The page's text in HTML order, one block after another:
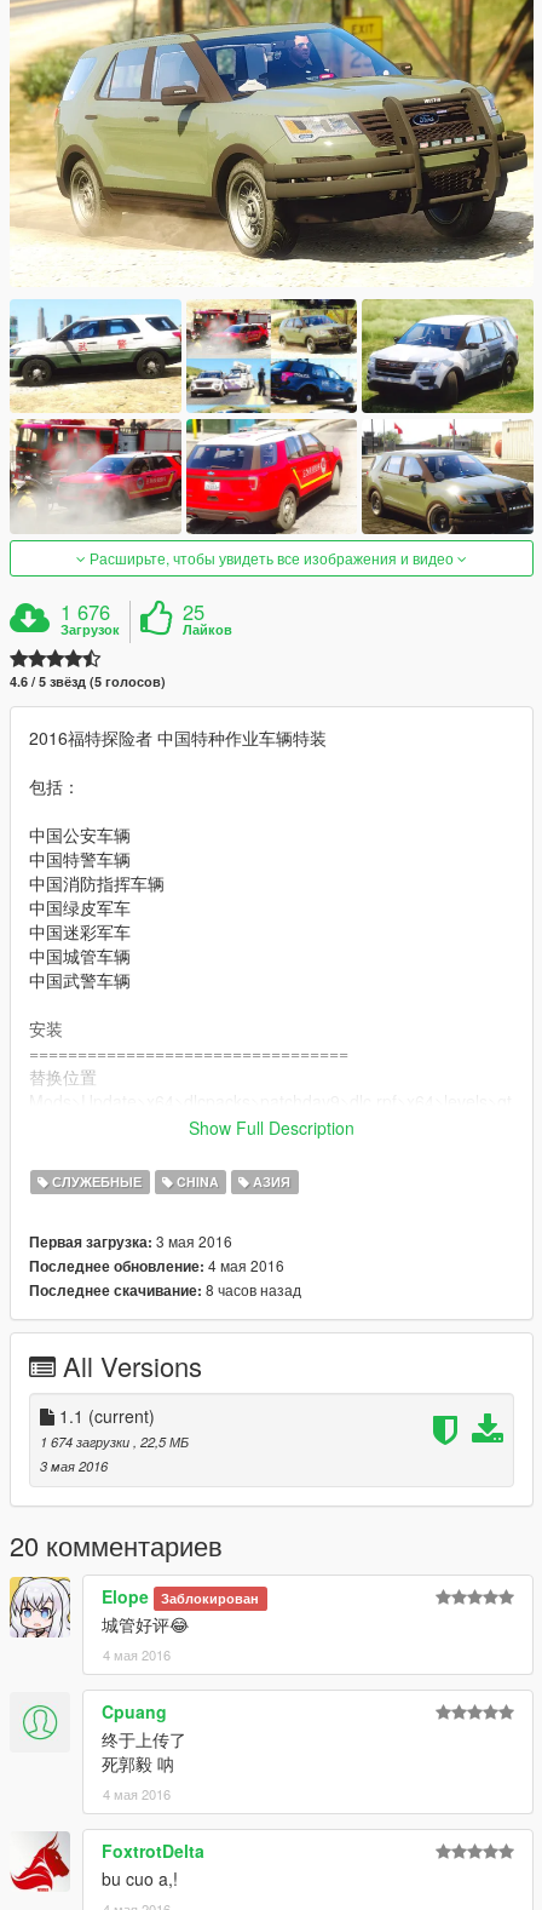
Расширьте, чтобы увидеть все изображения и видео
1 676
Загрузок
25
Лайков
4.6 / 5 звёзд (5 голосов)
2016福特探险者 中国特种作业车辆特装
包括：
中国公安车辆
中国特警车辆
中国消防指挥车辆
中国绿皮军车
中国迷彩军车
中国城管车辆
中国武警车辆
安装
=================================
替换位置
安装 CarVariations 位置（这步可以忽略）:
mods\update\x64\dlcpacks\mpvalentines2\dlc.rpf\common\data
CHINAFAN贴图作品，详细的工作人员列表请参考 README!!! 文
件
分享才是快乐。
Instillation Instructions
=================================
To install this model, all you have to do is just put it in
Mods>Update>x64>dlcpacks>patchday9>dlc.rpf>x64>levels>gt
a5>vehicles.rpf
To install the CarVariations line, all you have to do is go to:
mods\update\x64\dlcpacks\mpvalentines2\dlc.rpf\common\data
Add what i put in the carvar.txt to the end of your carvariations.
If you dont have patch day 9 in your mods folder, then just copy
it from the base files
Credits
============================
Base Model
- 2016 Ford Explorer Model purchased by GTAxB0SS
- Converted to GTA 4 by IronicRainbow
- Converted to GTA V by Thehurk
- Major bugfixes by Thehurk
- Grille Crunched and converted by Thehurk
Show Full Description
СЛУЖЕБНЫЕ CHINA АЗИЯ
Первая загрузка: 3 мая 2016
Последнее обновление: 4 мая 2016
Последнее скачивание: 8 часов назад
All Versions
1.1 (current)
1 674 загрузки , 22,5 МБ
3 мая 2016
20 комментариев
Elope Заблокирован
城管好评😂
4 мая 2016
Cpuang
终于上传了
死郭毅 呐
4 мая 2016
FoxtrotDelta
bu cuo a,!